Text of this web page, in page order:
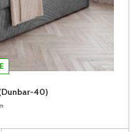
40)